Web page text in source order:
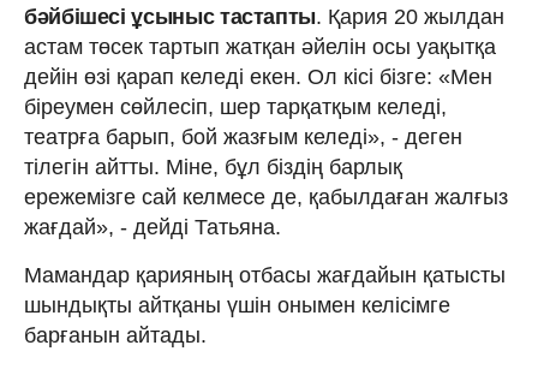
бәйбішесі ұсыныс тастапты. Қария 20 жылдан
астам төсек тартып жатқан әйелін осы уақытқа
дейін өзі қарап келеді екен. Ол кісі бізге: «Мен
біреумен сөйлесіп, шер тарқатқым келеді,
театрға барып, бой жазғым келеді», - деген
тілегін айтты. Міне, бұл біздің барлық
ережемізге сай келмесе де, қабылдаған жалғыз
жағдай», - дейді Татьяна.
Мамандар қарияның отбасы жағдайын қатысты
шындықты айтқаны үшін онымен келісімге
барғанын айтады.